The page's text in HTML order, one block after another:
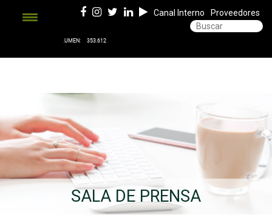
Canal Interno Proveedores
SALA DE PRENSA